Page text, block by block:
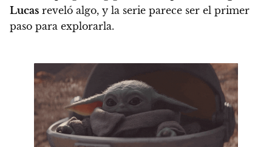
Lucas reveló algo, y la serie parece ser el primer
paso para explorarla.